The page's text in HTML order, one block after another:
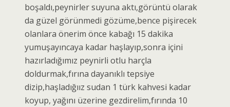
boşaldı,peynirler suyuna aktı,görüntü olarak
da güzel görünmedi gözüme,bence pişirecek
olanlara önerim önce kabağı 15 dakika
yumuşayıncaya kadar haşlayıp,sonra içini
hazırladığımız peynirli otlu harçla
doldurmak,fırına dayanıklı tepsiye
dizip,haşladığıız sudan 1 türk kahvesi kadar
koyup, yağını üzerine gezdirelim,fırında 10